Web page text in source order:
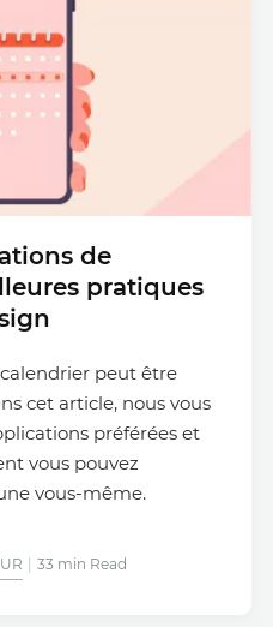
de
pratiques
peut être
cet article, nous vous
préférées et
vous pouvez
vous-même.
33 min Read